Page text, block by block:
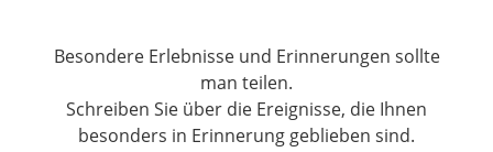
Besondere Erlebnisse und Erinnerungen sollte
man teilen.
Schreiben Sie über die Ereignisse, die Ihnen
besonders in Erinnerung geblieben sind.